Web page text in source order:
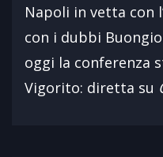
Napoli in vetta con
con i dubbi
oggi la conferenza
Vigorito: diretta su